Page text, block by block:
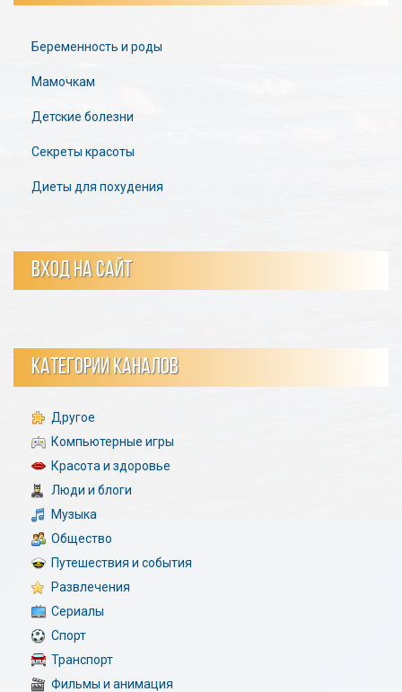
Беременность и роды
Мамочкам
Детские болезни
Секреты красоты
Диеты для похудения
ВХОД НА САЙТ
КАТЕГОРИИ КАНАЛОВ
Другое
Компьютерные игры
Красота и здоровье
Люди и блоги
Музыка
Общество
Путешествия и события
Развлечения
Сериалы
Спорт
Транспорт
Фильмы и анимация